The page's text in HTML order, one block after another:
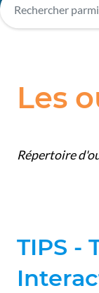
Les
Répertoire
TIPS -